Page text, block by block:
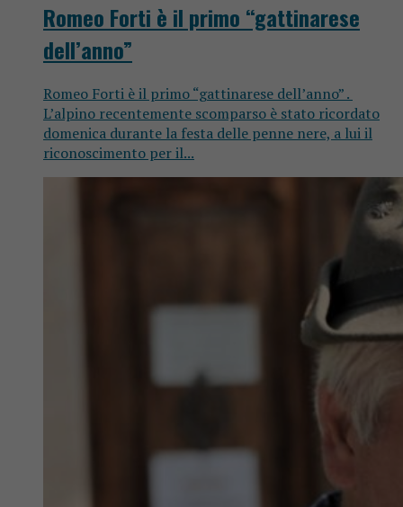
Romeo Forti è il primo “gattinarese
dell’anno”
Romeo Forti è il primo “gattinarese dell’anno” .
L’alpino recentemente scomparso è stato ricordato
domenica durante la festa delle penne nere, a lui il
riconoscimento per il...